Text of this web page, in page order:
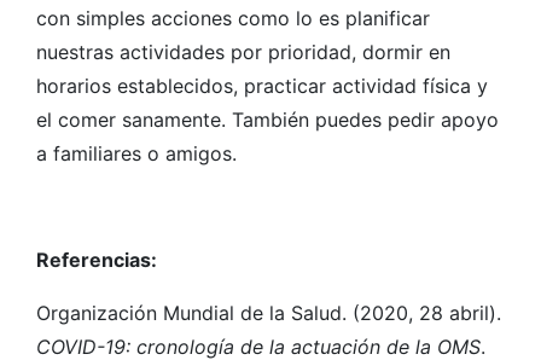
con simples acciones como lo es planificar
nuestras actividades por prioridad, dormir en
horarios establecidos, practicar actividad física y
el comer sanamente. También puedes pedir apoyo
a familiares o amigos.
Referencias:
Organización Mundial de la Salud. (2020, 28 abril).
COVID-19: cronología de la actuación de la OMS.